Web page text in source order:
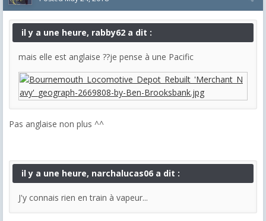
il y a une heure, rabby62 a dit :
mais elle est anglaise ??je pense à une Pacific
Pas anglaise non plus ^^
il y a une heure, narchalucas06 a dit :
J'y connais rien en train à vapeur...